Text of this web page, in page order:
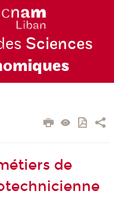
Sciences
miques
de